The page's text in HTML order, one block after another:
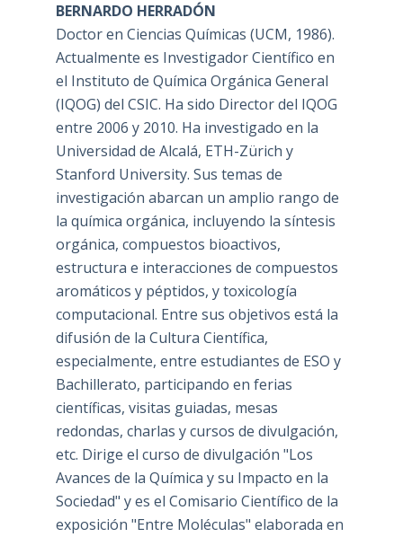
BERNARDO HERRADÓN
Doctor en Ciencias Químicas (UCM, 1986).
Actualmente es Investigador Científico en
el Instituto de Química Orgánica General
(IQOG) del CSIC. Ha sido Director del IQOG
entre 2006 y 2010. Ha investigado en la
Universidad de Alcalá, ETH-Zürich y
Stanford University. Sus temas de
investigación abarcan un amplio rango de
la química orgánica, incluyendo la síntesis
orgánica, compuestos bioactivos,
estructura e interacciones de compuestos
aromáticos y péptidos, y toxicología
computacional. Entre sus objetivos está la
difusión de la Cultura Científica,
especialmente, entre estudiantes de ESO y
Bachillerato, participando en ferias
científicas, visitas guiadas, mesas
redondas, charlas y cursos de divulgación,
etc. Dirige el curso de divulgación "Los
Avances de la Química y su Impacto en la
Sociedad" y es el Comisario Científico de la
exposición "Entre Moléculas" elaborada en